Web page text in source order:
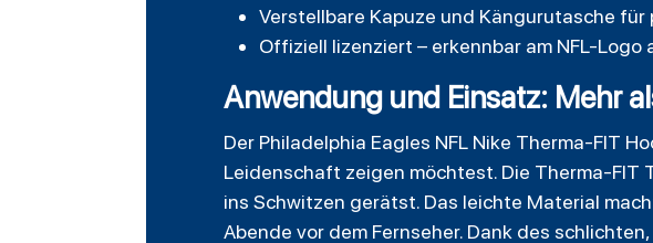
Verstellbare Kapuze und Kängurutasche
Offiziell lizenziert – erkennbar am NFL-Logo
Anwendung und Einsatz: Mehr
Der Philadelphia Eagles NFL Nike Therma-FIT
Leidenschaft zeigen möchtest. Die Therma-FIT
ins Schwitzen gerätst. Das leichte Material
Abende vor dem Fernseher. Dank des